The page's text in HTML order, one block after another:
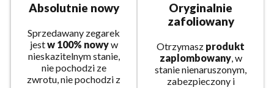
Absolutnie nowy
Sprzedawany zegarek
jestw 100% nowyw
nieskazitelnym stanie,
nie pochodzi ze
zwrotu, nie pochodzi z
Oryginalnie
zafoliowany
Otrzymasz produkt
zaplombowany, w
stanie nienaruszonym,
zabezpieczony i